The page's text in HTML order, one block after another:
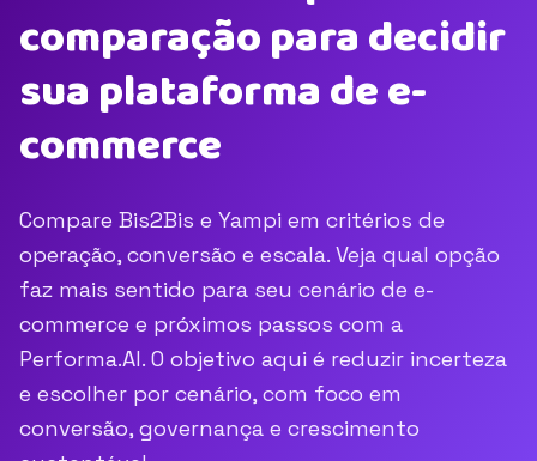
comparação para decidir
sua plataforma de e-
commerce
Compare Bis2Bis e Yampi em critérios de
operação, conversão e escala. Veja qual opção
faz mais sentido para seu cenário de e-
commerce e próximos passos com a
Performa.AI. O objetivo aqui é reduzir incerteza
e escolher por cenário, com foco em
conversão, governança e crescimento